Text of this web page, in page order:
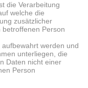
die Verarbeitung
welche die
zusätzlicher
Person
werden und
unterliegen, die
Daten nicht einer
Person